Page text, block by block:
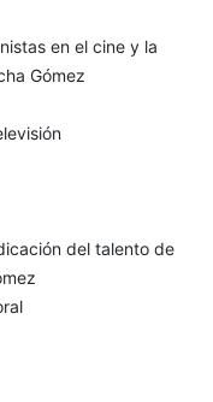
en el cine y la
Gómez
del talento de